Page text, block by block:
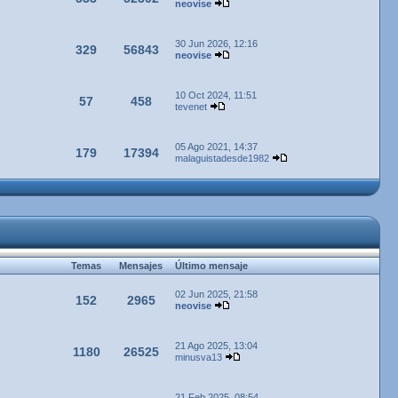
neovise
329 56843
30 Jun 2026, 12:16
neovise
57 458
10 Oct 2024, 11:51
tevenet
179 17394
05 Ago 2021, 14:37
malaguistadesde1982
TemasMensajesÚltimo mensaje
152 2965
02 Jun 2025, 21:58
neovise
1180 26525
21 Ago 2025, 13:04
minusva13